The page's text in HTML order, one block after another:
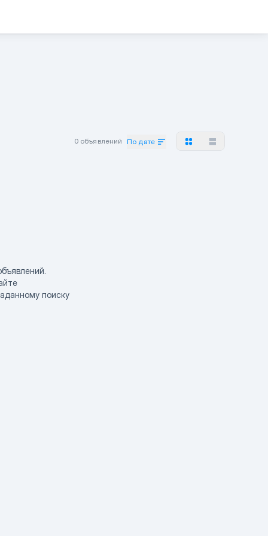
0 объявлений По дате
поиску